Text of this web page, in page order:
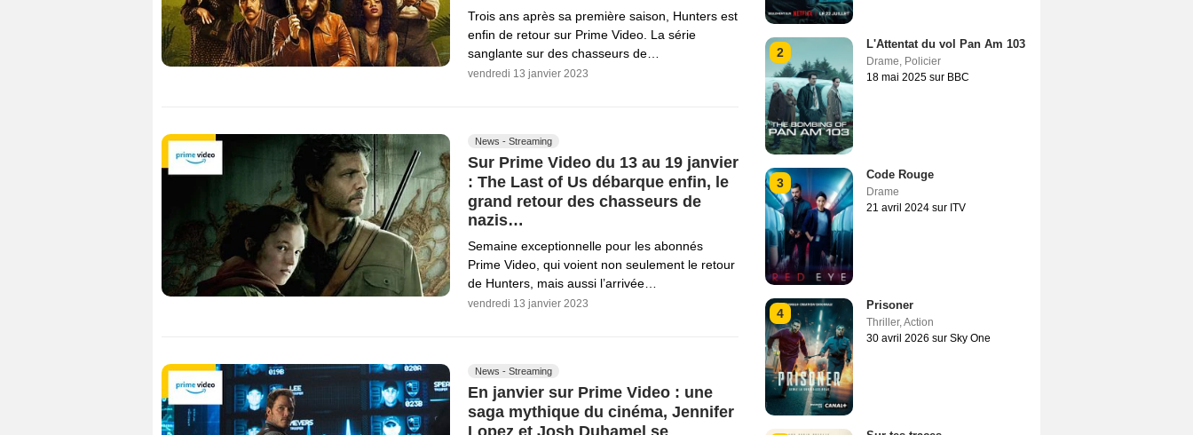
Trois ans après sa première saison, Hunters est
enfin de retour sur Prime Video. La série
sanglante sur des chasseurs de…
vendredi 13 janvier 2023
News - Streaming
Sur Prime Video du 13 au 19 janvier
: The Last of Us débarque enfin, le
grand retour des chasseurs de
nazis…
Semaine exceptionnelle pour les abonnés
Prime Video, qui voient non seulement le retour
de Hunters, mais aussi l’arrivée…
vendredi 13 janvier 2023
News - Streaming
En janvier sur Prime Video : une
saga mythique du cinéma, Jennifer
Lopez et Josh Duhamel se
2
L'Attentat du vol Pan Am 103
Drame, Policier
18 mai 2025 sur BBC
3
Code Rouge
Drame
21 avril 2024 sur ITV
4
Prisoner
Thriller,Action
30 avril 2026 sur Sky One